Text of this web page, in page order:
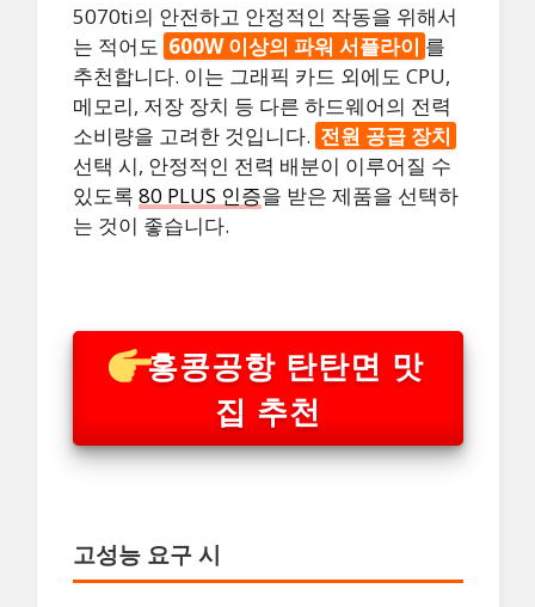
5070ti의 안전하고 안정적인 작동을 위해서
는 적어도 600W 이상의 파워 서플라이 를
추천합니다. 이는 그래픽 카드 외에도 CPU,
메모리, 저장 장치 등 다른 하드웨어의 전력
소비량을 고려한 것입니다. 전원 공급 장치
선택 시, 안정적인 전력 배분이 이루어질 수
있도록 80 PLUS 인증을 받은 제품을 선택하
는 것이 좋습니다.
홍콩공항 탄탄면 맛
집 추천
고성능 요구 시